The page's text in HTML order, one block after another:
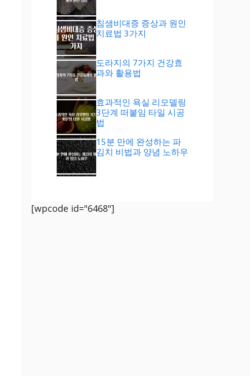
침샘비대증 증상과 원인
치료법 3가지
도라지의 7가지 건강효
과와 활용법
효과적인 욕실 리모델링
3단계 떠붙임 타일 시공
법
15분 만에 완성하는 파
김치 비법과 양념 노하우
[wpcode id="6468"]